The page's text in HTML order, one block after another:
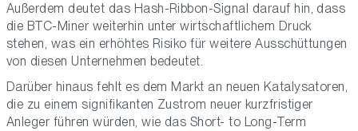
Außerdem deutet das Hash-Ribbon-Signal darauf hin, dass
die BTC-Miner weiterhin unter wirtschaftlichem Druck
stehen, was ein erhöhtes Risiko für weitere Ausschüttungen
von diesen Unternehmen bedeutet.
Darüber hinaus fehlt es dem Markt an neuen Katalysatoren,
die zu einem signifikanten Zustrom neuer kurzfristiger
Anleger führen würden, wie das Short- to Long-Term